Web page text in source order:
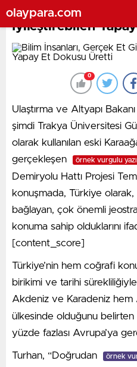
olaypara.com
Bilim İnsanları,
İyileştirebilen
0
Ulaştırma ve Altyapı
şimdi Trakya Üniversitesi
olarak kullanılan eski
gerçekleşen
örnek vurgulu yazı
Demiryolu Hattı Projesi
konuşmada, Türkiye olarak,
bağlayan, çok önemli
konuma sahip olduklarını
[content_score]
Türkiye’nin hem coğrafi
birikimi ve tarihi
Akdeniz ve Karadeniz hem
ülkesinde olduğunu belirten
yüzde fazlası Avrupa’ya
Turhan, “Doğrudan örnek